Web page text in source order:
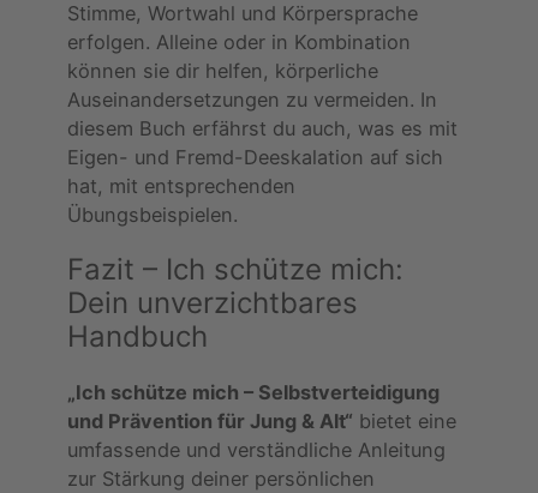
Stimme, Wortwahl und Körpersprache
erfolgen. Alleine oder in Kombination
können sie dir helfen, körperliche
Auseinandersetzungen zu vermeiden. In
diesem Buch erfährst du auch, was es mit
Eigen- und Fremd-Deeskalation auf sich
hat, mit entsprechenden
Übungsbeispielen.
Fazit – Ich schütze mich:
Dein unverzichtbares
Handbuch
„Ich schütze mich – Selbstverteidigung
und Prävention für Jung & Alt“ bietet eine
umfassende und verständliche Anleitung
zur Stärkung deiner persönlichen